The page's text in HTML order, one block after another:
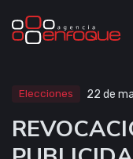
Elecciones 22 de